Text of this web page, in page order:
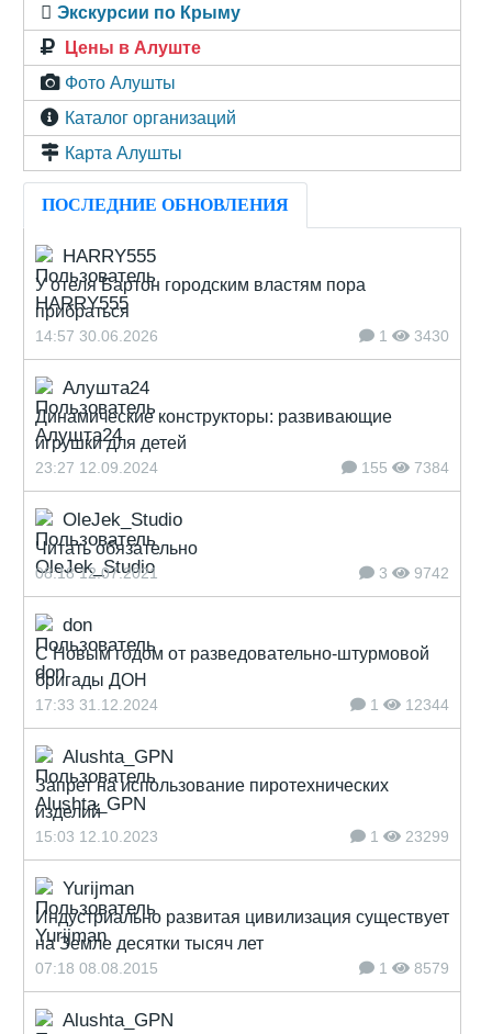
Экскурсии по Крыму
Цены в Алуште
Фото Алушты
Каталог организаций
Карта Алушты
ПОСЛЕДНИЕ ОБНОВЛЕНИЯ
HARRY555
У отеля Бартон городским властям пора
прибраться
14:57 30.06.2026 1 3430
Алушта24
Динамические конструкторы: развивающие
игрушки для детей
23:27 12.09.2024 155 7384
OleJek_Studio
Читать обязательно
08:18 12.07.2021 3 9742
don
С Новым годом от разведовательно-штурмовой
бригады ДОН
17:33 31.12.2024 1 12344
Alushta_GPN
Запрет на использование пиротехнических
изделий
15:03 12.10.2023 1 23299
Yurijman
Индустриально развитая цивилизация существует
на Земле десятки тысяч лет
07:18 08.08.2015 1 8579
Alushta_GPN